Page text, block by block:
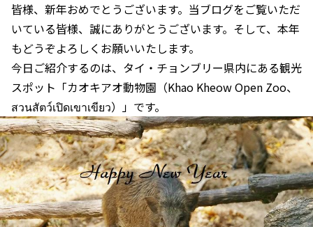
皆様、新年おめでとうございます。当ブログをご覧いただ
いている皆様、誠にありがとうございます。そして、本年
もどうぞよろしくお願いいたします。
今日ご紹介するのは、タイ・チョンブリー県内にある観光
スポット「カオキアオ動物園（Khao Kheow Open Zoo、
สวนสัตว์เปิดเขาเขียว）」です。